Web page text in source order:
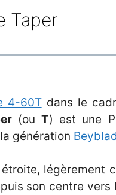
Taper
4-60Tdans le
(ou T) est une
génération
légèrement
son centre vers